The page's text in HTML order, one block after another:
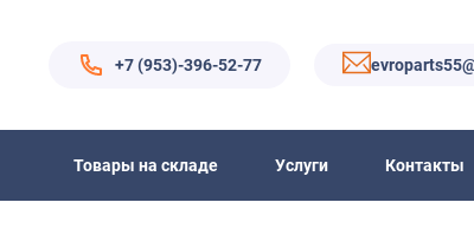
+7 (953)-396-52-77
Товары на складе Услуги Контакты